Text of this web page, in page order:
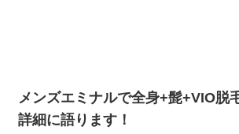
メンズエミナルで全身+髭+VIO脱
詳細に語ります！